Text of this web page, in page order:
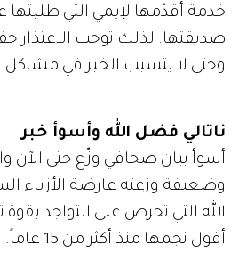
خدمة أقدّمها لإيمي التي
صديقتها. لذلك توجب الاعتذار
وحتى لا يتسبب الخبر في مشاكل
ناتالي فضل الله وأسوأ خبر
أسوأ بيان صحافي وزّع حتى الآن
وضعيفة وزعته عارضة الأزياء
الله التي تحرص على التواجد
أفول